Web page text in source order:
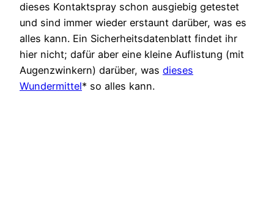
dieses Kontaktspray schon ausgiebig getestet
und sind immer wieder erstaunt darüber, was es
alles kann. Ein Sicherheitsdatenblatt findet ihr
hier nicht; dafür aber eine kleine Auflistung (mit
Augenzwinkern) darüber, was dieses
Wundermittel* so alles kann.